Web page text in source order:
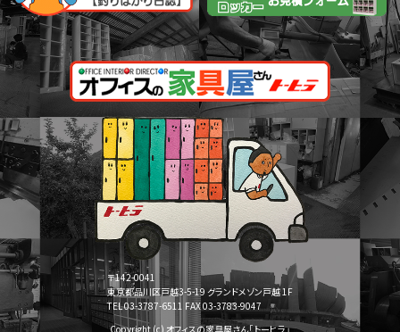
〒142-0041
東京都品川区戸越3-5-19 グランドメゾン戸越 1F
TEL 03-3787-6511 FAX 03-3783-9047
Copyright (c) オフィスの家具屋さん「トーヒラ」